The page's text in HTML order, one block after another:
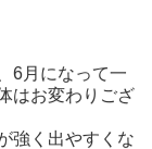
6月になって一
はお変わりござ
強く出やすくな